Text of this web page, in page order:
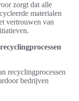
zorgt dat alle
materialen
vertrouwen van
recyclingprocessen
bedrijven